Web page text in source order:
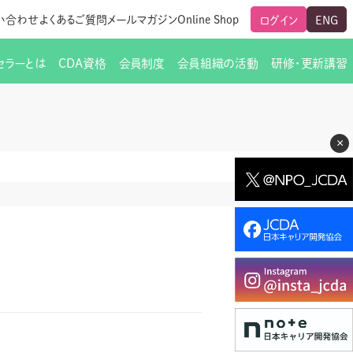
×
合わせよくあるご質問 メールマガジンOnline Shop ログイン ENG
人生すごろく金の糸
ラーとは CDA資格 会員制度 会員組織の活動
研究会・啓発交流会の活動報告
研修・更新講習
必要書類ダウンロード（ピアトレ）